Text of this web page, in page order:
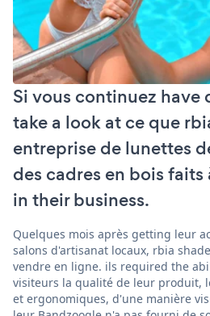
Si vous continuez have
take a look at ce que
entreprise de lunettes
des cadres en bois faits
in their business.
Quelques mois après getting leur
salons d'artisanat locaux, rbia
vendre en ligne. ils required the
visiteurs la qualité de leur produit,
et ergonomiques, d'une manière